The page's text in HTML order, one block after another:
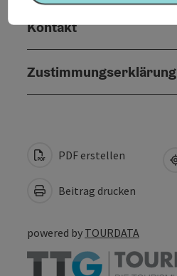
Kontakt
Zustimmungserklärung
PDF erstellen
Beitrag drucken
powered by TOURDATA